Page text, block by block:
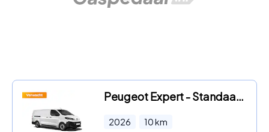
Peugeot Expert - Standaard - Elektrisch | 16" stalen velgen | Elektrisch bedi
2026 10km